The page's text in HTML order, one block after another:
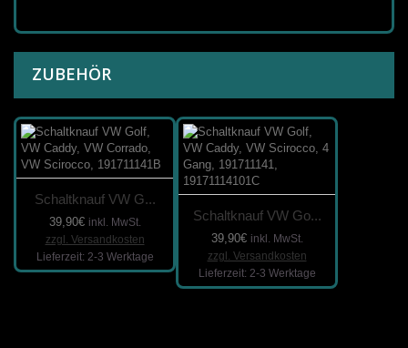
ZUBEHÖR
Schaltknauf VW G...
39,90€ inkl. MwSt.
zzgl. Versandkosten
Lieferzeit: 2-3 Werktage
Schaltknauf VW Go...
39,90€ inkl. MwSt.
zzgl. Versandkosten
Lieferzeit: 2-3 Werktage